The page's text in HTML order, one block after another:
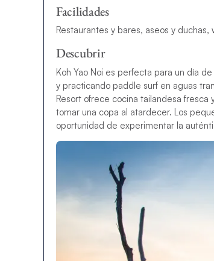
Facilidades
Restaurantes y bares, aseos y duchas,
Descubrir
Koh Yao Noi es perfecta para un día
y practicando paddle surf en aguas
Resort ofrece cocina tailandesa
tomar una copa al atardecer. Los
oportunidad de experimentar la